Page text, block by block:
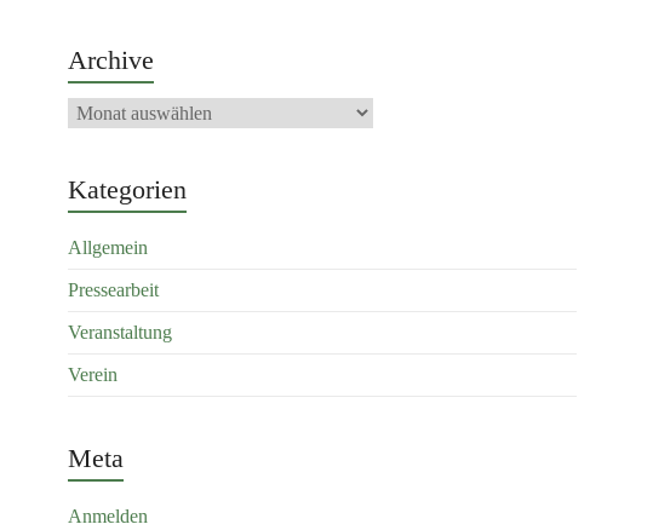
Archive
Kategorien
Allgemein
Pressearbeit
Veranstaltung
Verein
Meta
Anmelden